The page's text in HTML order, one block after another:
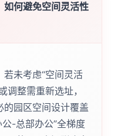
如何避免空间灵活性
未考虑“空间灵活
调整需重新选址，
的园区空间设计覆盖
-总部办公”全梯度